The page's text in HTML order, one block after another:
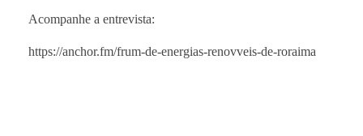
Acompanhe a entrevista:
https://anchor.fm/frum-de-energias-renovveis-de-roraima